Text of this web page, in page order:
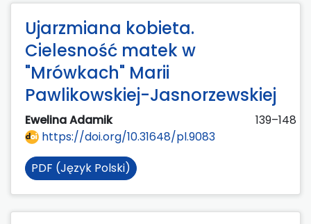
Ujarzmiana kobieta.
Cielesność matek w
"Mrówkach" Marii
Pawlikowskiej-Jasnorzewskiej
Ewelina Adamik
139–148
https://doi.org/10.31648/pl.9083
PDF (Język Polski)